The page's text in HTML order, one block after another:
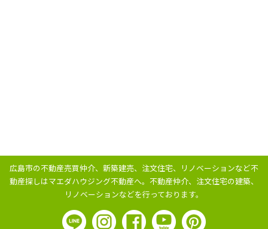
広島市の不動産売買仲介、新築建売、注文住宅、リノベーションなど不
動産探しはマエダハウジング不動産へ。 不動産仲介、注文住宅の建築、
リノベーションなどを行っております。